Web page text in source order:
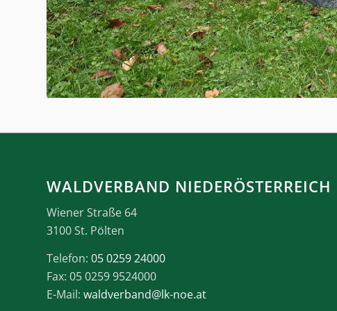
WALDVERBAND NIEDERÖSTERREICH
Wiener Straße 64
3100 St. Pölten
Telefon: 05 0259 24000
Fax: 05 0259 9524000
E-Mail: waldverband@lk-noe.at